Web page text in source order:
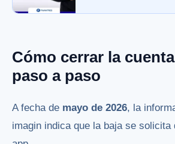
Cómo cerrar la
paso a paso
A fecha de mayo de 2026, la
imagin indica que la baja se solicita